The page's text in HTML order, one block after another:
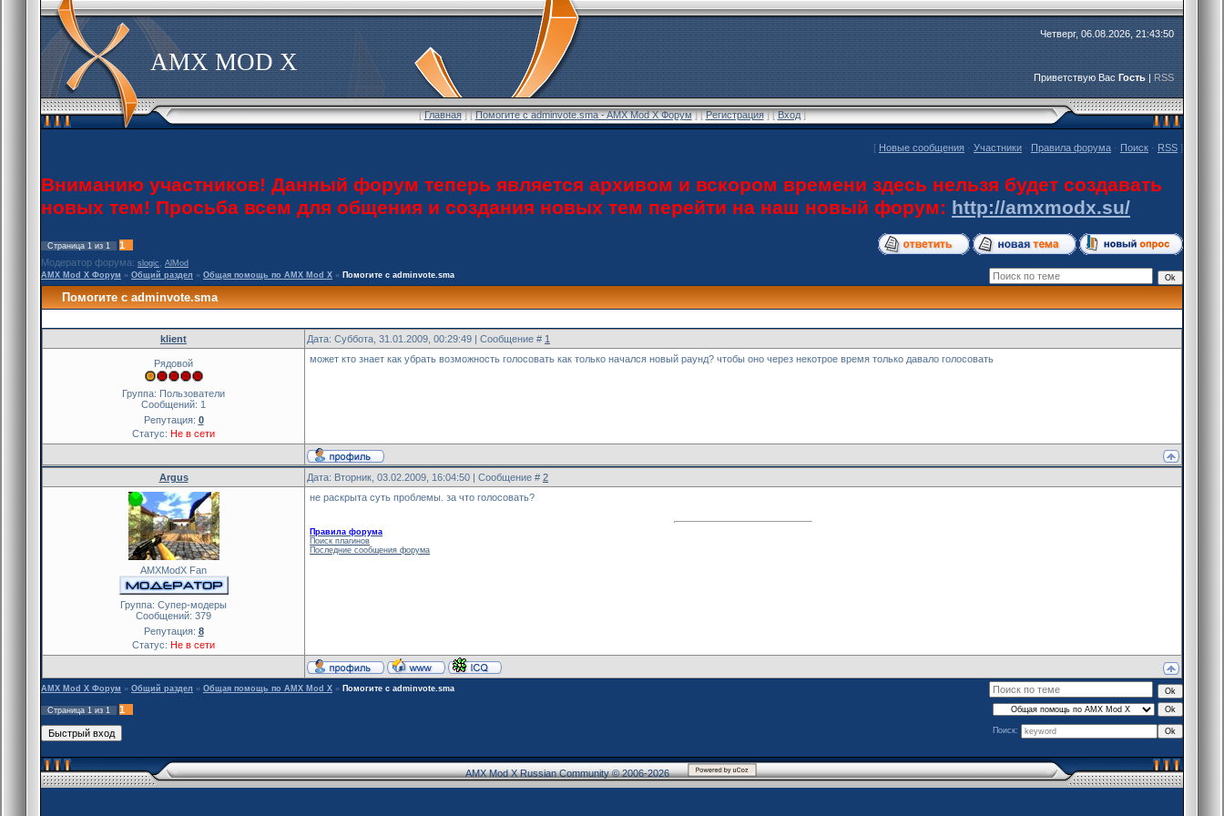
AMX MOD X
Четверг, 06.08.2026, 21:43:50
Приветствую Вас Гость|RSS
[Главная] [Помогите с adminvote.sma - AMX Mod X Форум] [Регистрация] [Вход]
[ Новые сообщения · Участники · Правила форума · Поиск · RSS ]
Вниманию участников! Данный форум теперь является архивом и вскором времени здесь нельзя будет создавать
новых тем! Просьба всем для общения и создания новых тем перейти на наш новый форум: http://amxmodx.su/
Страница 1 из 1
1
Модератор форума: slogic
AlMod
AMX Mod X Форум » Общий раздел » Общая помощь по AMX Mod X » Помогите с adminvote.sma
Помогите с adminvote.sma
klient Дата: Суббота, 31.01.2009, 00:29:49 | Сообщение # 1
Рядовой
Группа: Пользователи
Сообщений: 1
Репутация: 0
Статус: Не в сети
может кто знает как убрать возможность голосовать как только начался новый раунд? чтобы оно через некотрое время только давало голосовать
Argus Дата: Вторник, 03.02.2009, 16:04:50 | Сообщение # 2
AMXModX Fan
Группа: Cупер-модеры
Сообщений: 379
Репутация: 8
Статус: Не в сети
не раскрыта суть проблемы. за что голосовать?
Правила форума
Поиск плагинов
Последние сообщения форума
AMX Mod X Форум » Общий раздел » Общая помощь по AMX Mod X » Помогите с adminvote.sma
Страница 1 из 1 1
Поиск:
AMX Mod X Russian Community © 2006-2026